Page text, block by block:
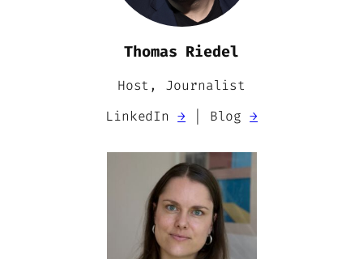
Thomas Riedel
Host, Journalist
LinkedIn→ | Blog→